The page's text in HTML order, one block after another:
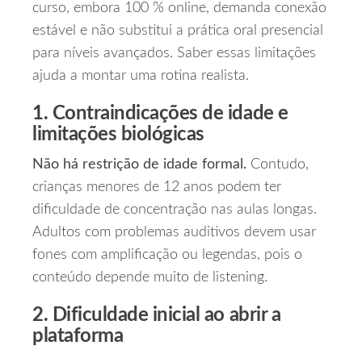
curso, embora 100 % online, demanda conexão
estável e não substitui a prática oral presencial
para níveis avançados. Saber essas limitações
ajuda a montar uma rotina realista.
1. Contraindicações de idade e
limitações biológicas
Não há restrição de idade formal. Contudo,
crianças menores de 12 anos podem ter
dificuldade de concentração nas aulas longas.
Adultos com problemas auditivos devem usar
fones com amplificação ou legendas, pois o
conteúdo depende muito de listening.
2. Dificuldade inicial ao abrir a
plataforma